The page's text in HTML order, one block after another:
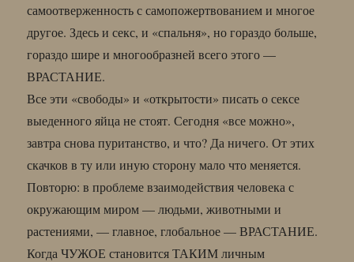
самоотверженность с самопожертвованием и многое
другое. Здесь и секс, и «спальня», но гораздо больше,
гораздо шире и многообразней всего этого —
ВРАСТАНИЕ.
Все эти «свободы» и «открытости» писать о сексе
выеденного яйца не стоят. Сегодня «все можно»,
завтра снова пуританство, и что? Да ничего. От этих
скачков в ту или иную сторону мало что меняется.
Повторю: в проблеме взаимодействия человека с
окружающим миром — людьми, животными и
растениями, — главное, глобальное — ВРАСТАНИЕ.
Когда ЧУЖОЕ становится ТАКИМ личным